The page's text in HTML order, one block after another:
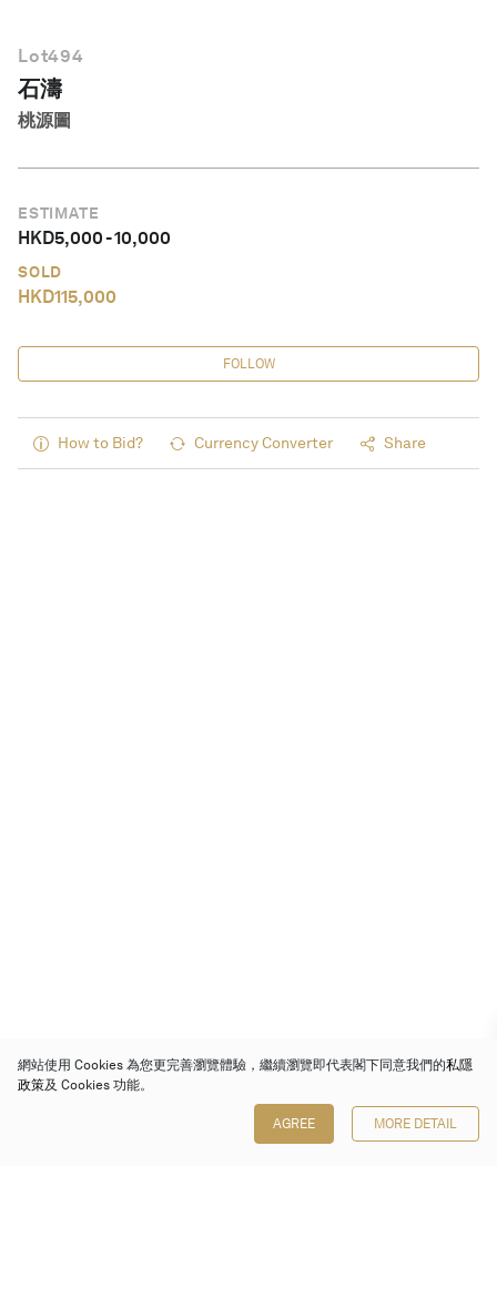
Lot494
石濤
桃源圖
ESTIMATE
HKD5,000-10,000
SOLD
HKD115,000
FOLLOW
How to Bid? Currency Converter Share
網站使用 Cookies 為您更完善瀏覽體驗，繼續瀏覽即代表閣下同意我們的私隱
政策及 Cookies 功能。
AGREE MORE DETAIL